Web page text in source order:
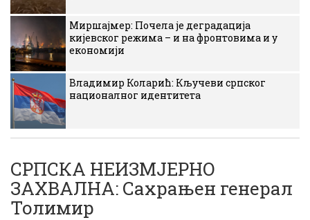
Миршајмер: Почела је деградација
кијевског режима – и на фронтовима и у
економији
Владимир Коларић: Кључеви српског
националног идентитета
СРПСКА НЕИЗМЈЕРНО
ЗАХВАЛНА: Сахрањен генерал
Толимир